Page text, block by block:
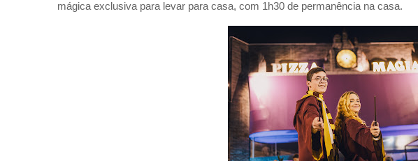
mágica exclusiva para levar para casa, com 1h30 de permanência na casa.